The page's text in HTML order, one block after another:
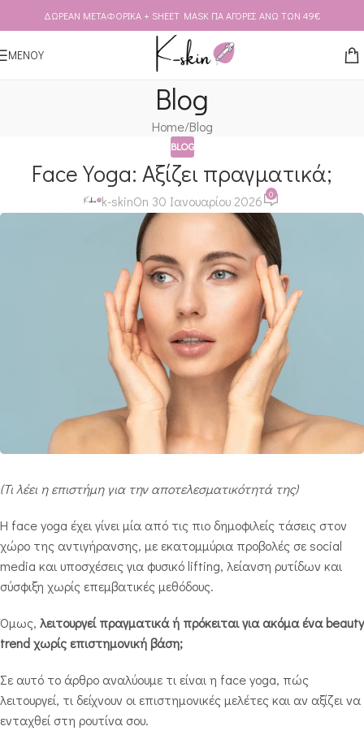
Skip to navigation
Skip to main content
ΔΩΡΕΑΝ ΜΕΤΑΦΟΡΙΚΑ + SHEET MASK ΓΙΑ ΑΓΟΡΕΣ ΑΝΩ ΤΩΝ 49€
ΜΕΝΟΥ
Blog
Home Blog
BLOG
Face Yoga: Αξίζει πραγματικά;
k-skinOn 30 Ιανουαρίου 2026 0
(Τι λέει η επιστήμη για την αποτελεσματικότητά της)
Η face yoga έχει γίνει μία από τις πιο δημοφιλείς τάσεις στον
χώρο της αντιγήρανσης, με εκατομμύρια προβολές σε social
media και υποσχέσεις για φυσικό lifting, λείανση ρυτίδων και
σύσφιξη χωρίς επεμβατικές μεθόδους.
Όμως, λειτουργεί πραγματικά ή πρόκειται για ακόμα ένα beauty
trend χωρίς επιστημονική βάση;
Σε αυτό το άρθρο αναλύουμε τι είναι η face yoga, πώς
λειτουργεί, τι δείχνουν οι επιστημονικές μελέτες και αν αξίζει να
ενταχθεί στη ρουτίνα σου.